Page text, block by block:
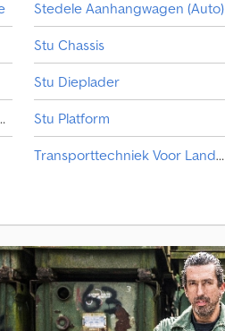
Stedele Aanhangwagen (Auto)
Stu Chassis
Stu Dieplader
Stu Platform
Transporttechniek Voor Landbouw
Zwaar Transport